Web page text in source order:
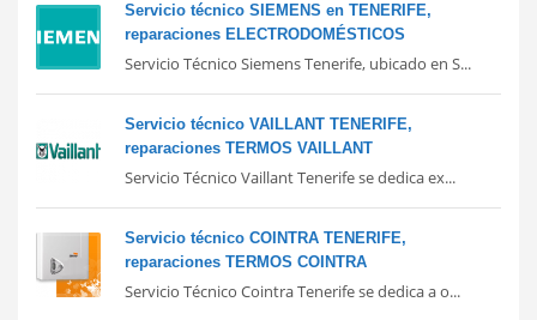
Servicio técnico SIEMENS en TENERIFE,
reparaciones ELECTRODOMÉSTICOS
Servicio Técnico Siemens Tenerife, ubicado en S...
Servicio técnico VAILLANT TENERIFE,
reparaciones TERMOS VAILLANT
Servicio Técnico Vaillant Tenerife se dedica ex...
Servicio técnico COINTRA TENERIFE,
reparaciones TERMOS COINTRA
Servicio Técnico Cointra Tenerife se dedica a o...